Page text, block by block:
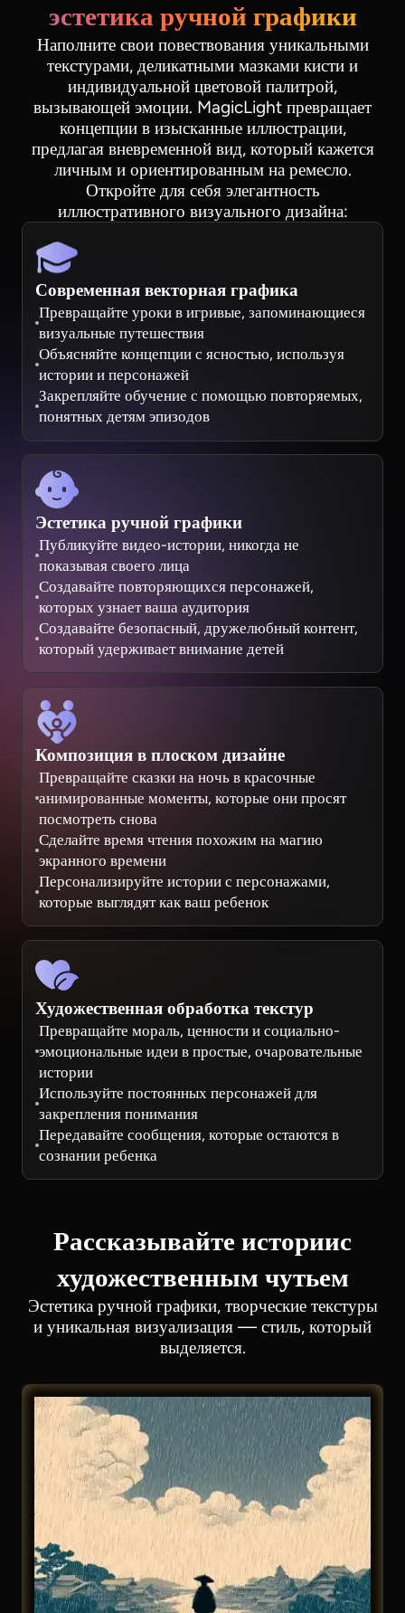
эстетика ручной графики
Наполните свои повествования уникальными
текстурами, деликатными мазками кисти и
индивидуальной цветовой палитрой,
вызывающей эмоции. MagicLight превращает
концепции в изысканные иллюстрации,
предлагая вневременной вид, который кажется
личным и ориентированным на ремесло.
Откройте для себя элегантность
иллюстративного визуального дизайна:
Современная векторная графика
Превращайте уроки в игривые, запоминающиеся
визуальные путешествия
Объясняйте концепции с ясностью, используя
истории и персонажей
Закрепляйте обучение с помощью повторяемых,
понятных детям эпизодов
Эстетика ручной графики
Публикуйте видео-истории, никогда не
показывая своего лица
Создавайте повторяющихся персонажей,
которых узнает ваша аудитория
Создавайте безопасный, дружелюбный контент,
который удерживает внимание детей
Композиция в плоском дизайне
Превращайте сказки на ночь в красочные
анимированные моменты, которые они просят
посмотреть снова
Сделайте время чтения похожим на магию
экранного времени
Персонализируйте истории с персонажами,
которые выглядят как ваш ребенок
Художественная обработка текстур
Превращайте мораль, ценности и социально-
эмоциональные идеи в простые, очаровательные
истории
Используйте постоянных персонажей для
закрепления понимания
Передавайте сообщения, которые остаются в
сознании ребенка
Рассказывайте историис
художественным чутьем
Эстетика ручной графики, творческие текстуры
и уникальная визуализация — стиль, который
выделяется.